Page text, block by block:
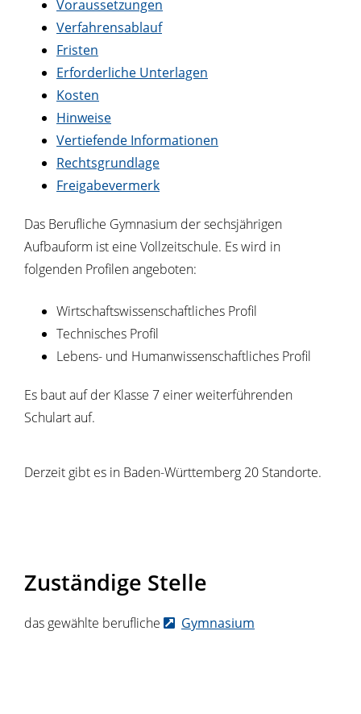
Voraussetzungen
Verfahrensablauf
Fristen
Erforderliche Unterlagen
Kosten
Hinweise
Vertiefende Informationen
Rechtsgrundlage
Freigabevermerk
Das Berufliche Gymnasium der sechsjährigen
Aufbauform ist eine Vollzeitschule. Es wird in
folgenden Profilen angeboten:
Wirtschaftswissenschaftliches Profil
Technisches Profil
Lebens- und Humanwissenschaftliches Profil
Es baut auf der Klasse 7 einer weiterführenden
Schulart auf.
Derzeit gibt es in Baden-Württemberg 20 Standorte.
Zuständige Stelle
das gewählte berufliche Gymnasium